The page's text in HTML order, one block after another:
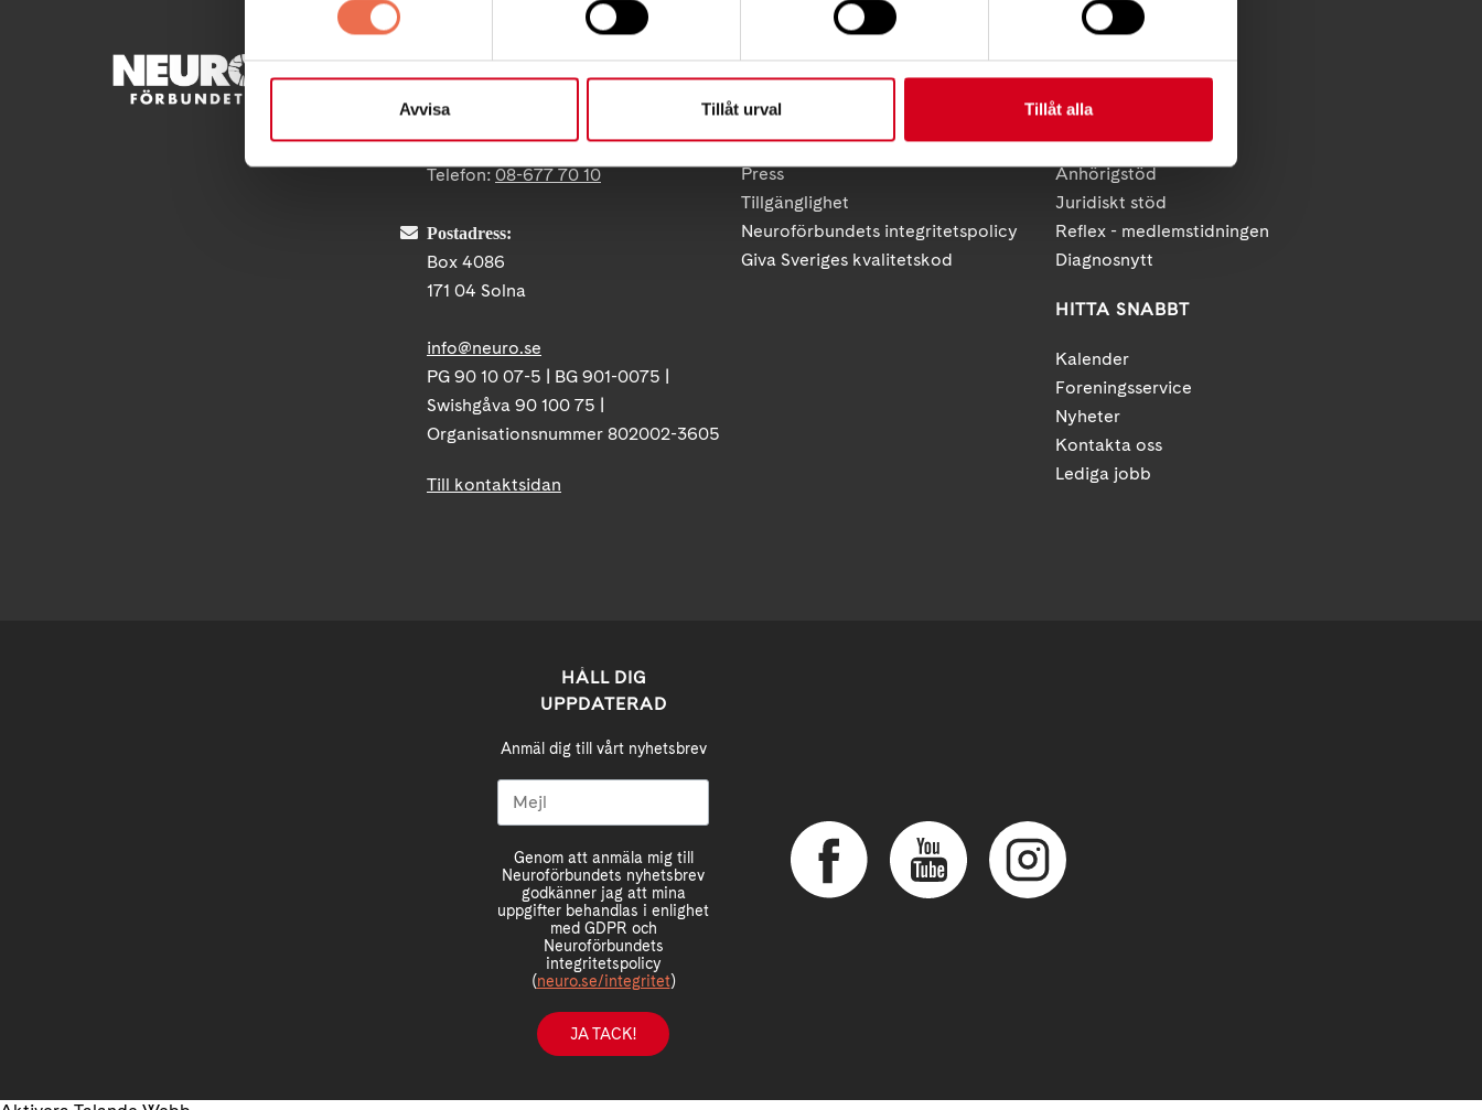
Avvisa Tillåt urval Tillåt alla
KONTAKT
Besöksadress:
Ågatan 12 C, 172 62 Sundbyberg
Telefon:08-677 70 10
Postadress:
Box 4086
171 04 Solna
info@neuro.se
PG 90 10 07-5 | BG 901-0075 |
Swishgåva 90 100 75 |
Organisationsnummer 802002-3605
Till kontaktsidan
FÖRDJUPNING
Vårt arbete
Så tycker vi
Press
Tillgänglighet
Neuroförbundets integritetspolicy
Giva Sveriges kvalitetskod
FÖR MEDLEMMAR
Förening
Diagnosstöd
Anhörigstöd
Juridiskt stöd
Reflex - medlemstidningen
Diagnosnytt
HITTA SNABBT
Kalender
Foreningsservice
Nyheter
Kontakta oss
Lediga jobb
HÅLL DIG
UPPDATERAD
Anmäl dig till vårt nyhetsbrev
Genom att anmäla mig till
Neuroförbundets nyhetsbrev
godkänner jag att mina
uppgifter behandlas i enlighet
med GDPR och
Neuroförbundets
integritetspolicy
(neuro.se/integritet)
JA TACK!